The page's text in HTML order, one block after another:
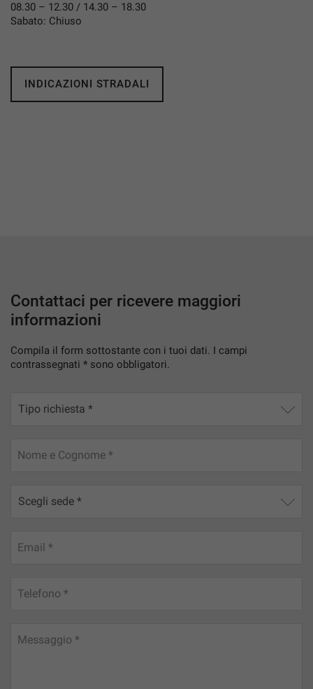
08.30 – 12.30 / 14.30 – 18.30
Sabato: Chiuso
INDICAZIONI STRADALI
Contattaci per ricevere maggiori
informazioni
Compila il form sottostante con i tuoi dati. I campi
contrassegnati * sono obbligatori.
Nome e Cognome *
Email *
Telefono *
Messaggio *